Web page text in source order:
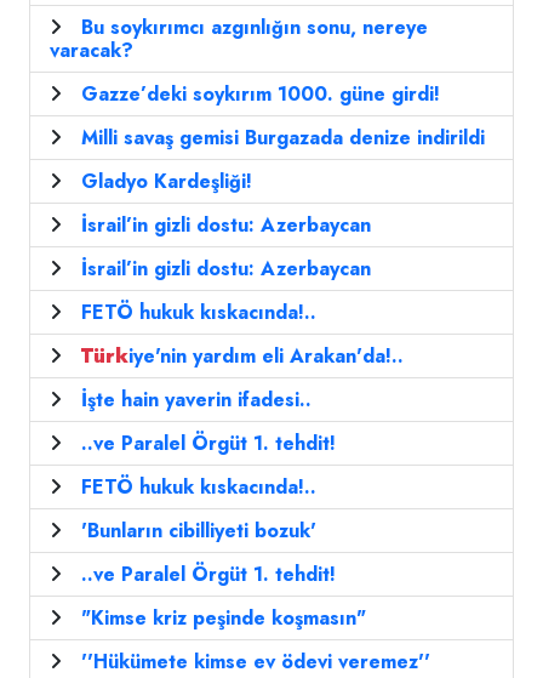
Bu soykırımcı azgınlığın sonu, nereye
varacak?
Gazze’deki soykırım 1000. güne girdi!
Milli savaş gemisi Burgazada denize indirildi
Gladyo Kardeşliği!
İsrail’in gizli dostu: Azerbaycan
İsrail’in gizli dostu: Azerbaycan
FETÖ hukuk kıskacında!..
Türkiye'nin yardım eli Arakan'da!..
İşte hain yaverin ifadesi..
..ve Paralel Örgüt 1. tehdit!
FETÖ hukuk kıskacında!..
'Bunların cibilliyeti bozuk'
..ve Paralel Örgüt 1. tehdit!
"Kimse kriz peşinde koşmasın"
''Hükümete kimse ev ödevi veremez''